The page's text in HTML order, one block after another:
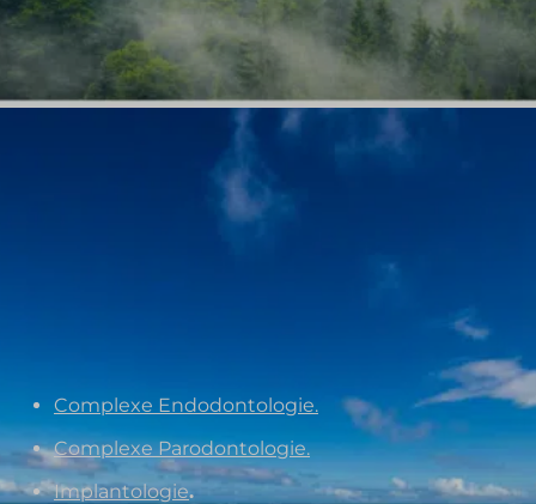
Complexe Endodontologie.
Complexe Parodontologie.
Implantologie.